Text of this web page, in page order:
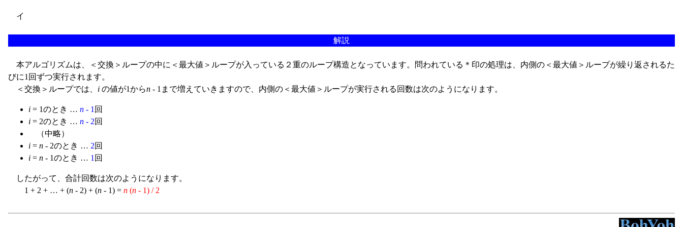
イ
解説
本アルゴリズムは、＜交換＞ループの中に＜最大値＞ループが入っている２重のループ構造となっています。問われている＊印の処理は、内側の＜最大値＞ループが繰り返されるた
びに1回ずつ実行されます。
＜交換＞ループでは、 i の値が1からn - 1まで増えていきますので、内側の＜最大値＞ループが実行される回数は次のようになります。
i = 1のとき … n - 1 回
i = 2のとき … n - 2回
（中略）
i = n - 2のとき … 2回
i = n - 1のとき … 1 回
したがって、合計回数は次のようになります。
1 + 2 + … + (n - 2) + (n - 1) = n (n - 1) / 2